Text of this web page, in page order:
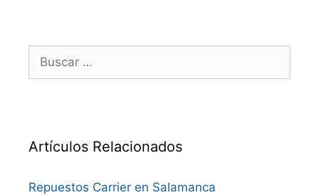
Buscar:
Artículos Relacionados
Repuestos Carrier en Salamanca